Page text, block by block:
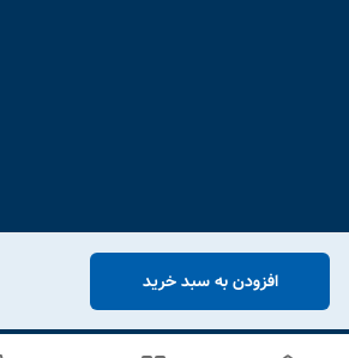
افزودن به سبد خرید